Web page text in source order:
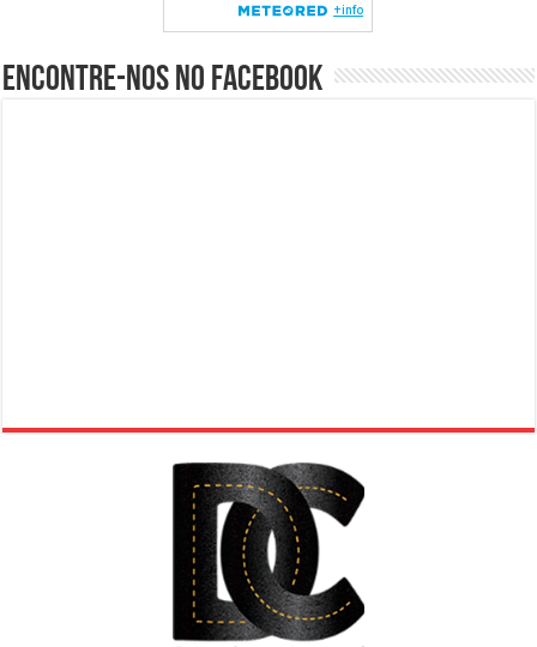
Encontre-nos no Facebook